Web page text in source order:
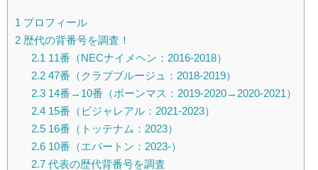
1 プロフィール
2 歴代の背番号を調査！
2.1 11番（NECナイメヘン：2016-2018）
2.247番（クラブブルージュ：2018-2019）
2.314番→10番（ボーンマス：2019-2020→2020-2021）
2.415番（ビジャレアル：2021-2023）
2.516番（トッテナム：2023）
2.610番（エバートン：2023-）
2.7代表の歴代背番号を調査